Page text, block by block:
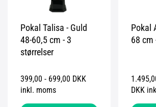
Pokal Talisa - Guld
48-60,5 cm - 3
størrelser
399,00 - 699,00 DKK
inkl. moms
Pokal
68 cm
DKK